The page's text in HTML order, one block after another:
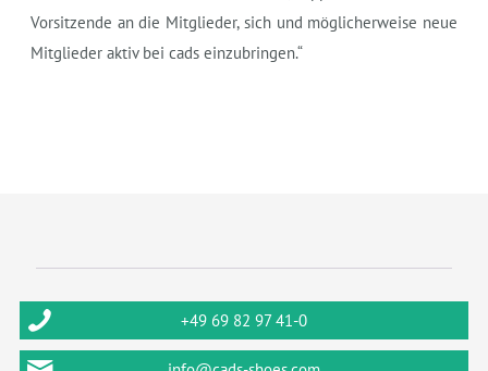
Vorsitzende an die Mitglieder, sich und möglicherweise neue
Mitglieder aktiv bei cads einzubringen.“
+49 69 82 97 41-0